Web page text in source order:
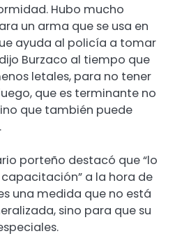
Hubo mucho
un arma que se usa en
ayuda al policía a tomar
Burzaco al tiempo que
letales, para no tener
que es terminante no
que también puede
porteño destacó que “lo
a la hora de
una medida que no está
sino para que su